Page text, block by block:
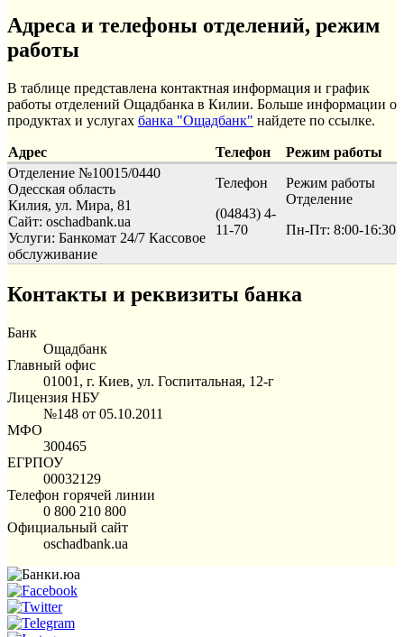
Адреса и телефоны отделений, режим
работы
В таблице представлена контактная информация и график
работы отделений Ощадбанка в Килии. Больше информации о
продуктах и услугах банка "Ощадбанк" найдете по ссылке.
Адрес Телефон
Режим работы
Отделение №10015/0440
Одесская область
Килия, ул. Мира, 81
Сайт: oschadbank.ua
Услуги: Банкомат 24/7 Кассовое
обслуживание
Телефон
(04843) 4-
11-70
Режим работы
Отделение
Пн-Пт: 8:00-16:30
Контакты и реквизиты банка
Банк
Ощадбанк
Главный офис
01001, г. Киев, ул. Госпитальная, 12-г
Лицензия НБУ
№148 от 05.10.2011
МФО
300465
ЕГРПОУ
00032129
Телефон горячей линии
0 800 210 800
Официальный сайт
oschadbank.ua